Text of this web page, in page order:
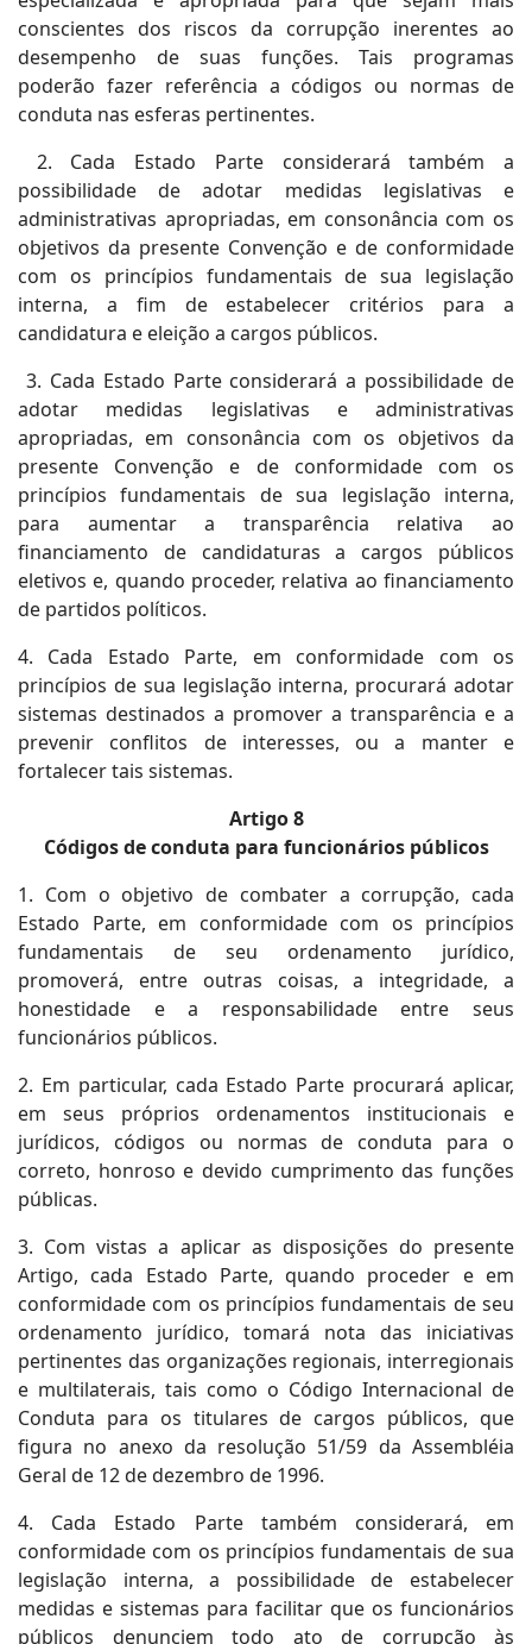
conscientes dos riscos da corrupção inerentes ao
desempenho de suas funções. Tais programas
poderão fazer referência a códigos ou normas de
conduta nas esferas pertinentes.
2. Cada Estado Parte considerará também a
possibilidade de adotar medidas legislativas e
administrativas apropriadas, em consonância com os
objetivos da presente Convenção e de conformidade
com os princípios fundamentais de sua legislação
interna, a fim de estabelecer critérios para a
candidatura e eleição a cargos públicos.
3. Cada Estado Parte considerará a possibilidade de
adotar medidas legislativas e administrativas
apropriadas, em consonância com os objetivos da
presente Convenção e de conformidade com os
princípios fundamentais de sua legislação interna,
para aumentar a transparência relativa ao
financiamento de candidaturas a cargos públicos
eletivos e, quando proceder, relativa ao financiamento
de partidos políticos.
4. Cada Estado Parte, em conformidade com os
princípios de sua legislação interna, procurará adotar
sistemas destinados a promover a transparência e a
prevenir conflitos de interesses, ou a manter e
fortalecer tais sistemas.
Artigo 8
Códigos de conduta para funcionários públicos
1. Com o objetivo de combater a corrupção, cada
Estado Parte, em conformidade com os princípios
fundamentais de seu ordenamento jurídico,
promoverá, entre outras coisas, a integridade, a
honestidade e a responsabilidade entre seus
funcionários públicos.
2. Em particular, cada Estado Parte procurará aplicar,
em seus próprios ordenamentos institucionais e
jurídicos, códigos ou normas de conduta para o
correto, honroso e devido cumprimento das funções
públicas.
3. Com vistas a aplicar as disposições do presente
Artigo, cada Estado Parte, quando proceder e em
conformidade com os princípios fundamentais de seu
ordenamento jurídico, tomará nota das iniciativas
pertinentes das organizações regionais, interregionais
e multilaterais, tais como o Código Internacional de
Conduta para os titulares de cargos públicos, que
figura no anexo da resolução 51/59 da Assembléia
Geral de 12 de dezembro de 1996.
4. Cada Estado Parte também considerará, em
conformidade com os princípios fundamentais de sua
legislação interna, a possibilidade de estabelecer
medidas e sistemas para facilitar que os funcionários
públicos denunciem todo ato de corrupção às